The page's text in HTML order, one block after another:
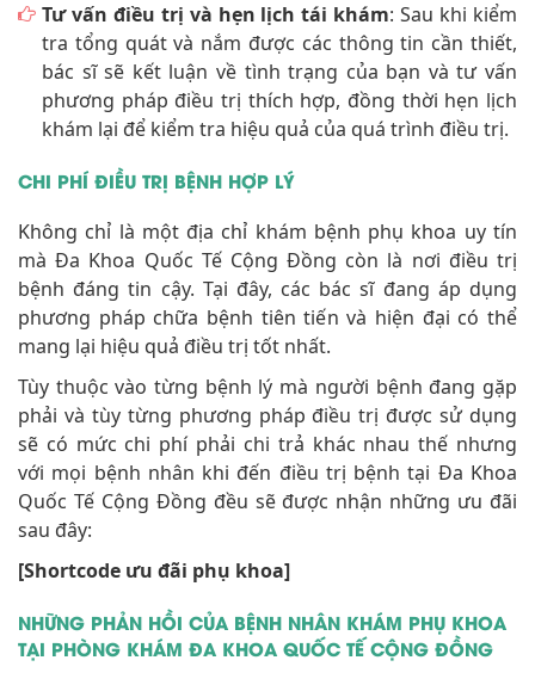
Tư vấn điều trị và hẹn lịch tái khám: Sau khi kiểm
tra tổng quát và nắm được các thông tin cần thiết,
bác sĩ sẽ kết luận về tình trạng của bạn và tư vấn
phương pháp điều trị thích hợp, đồng thời hẹn lịch
khám lại để kiểm tra hiệu quả của quá trình điều trị.
CHI PHÍ ĐIỀU TRỊ BỆNH HỢP LÝ
Không chỉ là một địa chỉ khám bệnh phụ khoa uy tín
mà Đa Khoa Quốc Tế Cộng Đồng còn là nơi điều trị
bệnh đáng tin cậy. Tại đây, các bác sĩ đang áp dụng
phương pháp chữa bệnh tiên tiến và hiện đại có thể
mang lại hiệu quả điều trị tốt nhất.
Tùy thuộc vào từng bệnh lý mà người bệnh đang gặp
phải và tùy từng phương pháp điều trị được sử dụng
sẽ có mức chi phí phải chi trả khác nhau thế nhưng
với mọi bệnh nhân khi đến điều trị bệnh tại Đa Khoa
Quốc Tế Cộng Đồng đều sẽ được nhận những ưu đãi
sau đây:
[Shortcode ưu đãi phụ khoa]
NHỮNG PHẢN HỒI CỦA BỆNH NHÂN KHÁM PHỤ KHOA
TẠI PHÒNG KHÁM ĐA KHOA QUỐC TẾ CỘNG ĐỒNG